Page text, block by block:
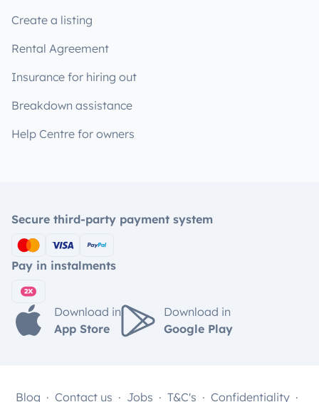
Create a listing
Rental Agreement
Insurance for hiring out
Breakdown assistance
Help Centre for owners
Secure third-party payment system
Pay in instalments
Download in
App Store
Download in
Google Play
Blog Contact us Jobs T&C's Confidentiality